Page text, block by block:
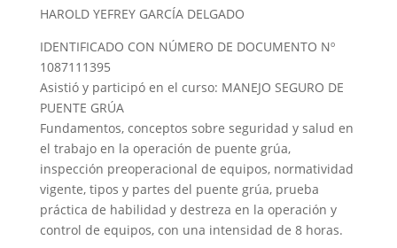
HAROLD YEFREY GARCÍA DELGADO
IDENTIFICADO CON NÚMERO DE DOCUMENTO Nº
1087111395
Asistió y participó en el curso: MANEJO SEGURO DE
PUENTE GRÚA
Fundamentos, conceptos sobre seguridad y salud en
el trabajo en la operación de puente grúa,
inspección preoperacional de equipos, normatividad
vigente, tipos y partes del puente grúa, prueba
práctica de habilidad y destreza en la operación y
control de equipos, con una intensidad de 8 horas.